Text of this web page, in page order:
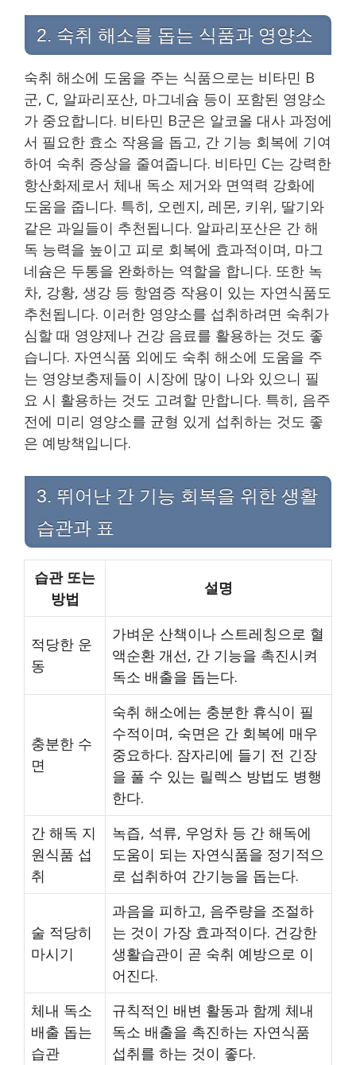
2. 숙취 해소를 돕는 식품과 영양소
숙취 해소에 도움을 주는 식품으로는 비타민 B
군, C, 알파리포산, 마그네슘 등이 포함된 영양소
가 중요합니다. 비타민 B군은 알코올 대사 과정에
서 필요한 효소 작용을 돕고, 간 기능 회복에 기여
하여 숙취 증상을 줄여줍니다. 비타민 C는 강력한
항산화제로서 체내 독소 제거와 면역력 강화에
도움을 줍니다. 특히, 오렌지, 레몬, 키위, 딸기와
같은 과일들이 추천됩니다. 알파리포산은 간 해
독 능력을 높이고 피로 회복에 효과적이며, 마그
네슘은 두통을 완화하는 역할을 합니다. 또한 녹
차, 강황, 생강 등 항염증 작용이 있는 자연식품도
추천됩니다. 이러한 영양소를 섭취하려면 숙취가
심할 때 영양제나 건강 음료를 활용하는 것도 좋
습니다. 자연식품 외에도 숙취 해소에 도움을 주
는 영양보충제들이 시장에 많이 나와 있으니 필
요 시 활용하는 것도 고려할 만합니다. 특히, 음주
전에 미리 영양소를 균형 있게 섭취하는 것도 좋
은 예방책입니다.
3. 뛰어난 간 기능 회복을 위한 생활
습관과 표
습관 또는
방법
설명
적당한 운
동
가벼운 산책이나 스트레칭으로 혈
액순환 개선, 간 기능을 촉진시켜
독소 배출을 돕는다.
충분한 수
면
숙취 해소에는 충분한 휴식이 필
수적이며, 숙면은 간 회복에 매우
중요하다. 잠자리에 들기 전 긴장
을 풀 수 있는 릴렉스 방법도 병행
한다.
간 해독 지
원식품 섭
취
녹즙, 석류, 우엉차 등 간 해독에
도움이 되는 자연식품을 정기적으
로 섭취하여 간기능을 돕는다.
술 적당히
마시기
과음을 피하고, 음주량을 조절하
는 것이 가장 효과적이다. 건강한
생활습관이 곧 숙취 예방으로 이
어진다.
체내 독소
배출 돕는
습관
규칙적인 배변 활동과 함께 체내
독소 배출을 촉진하는 자연식품
섭취를 하는 것이 좋다.